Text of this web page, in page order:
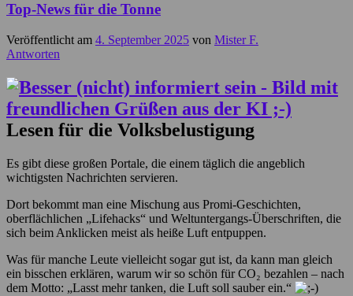
Top-News für die Tonne
Veröffentlicht am 4. September 2025 von Mister F.
Antworten
Lesen für die Volksbelustigung
Es gibt diese großen Portale, die einem täglich die angeblich
wichtigsten Nachrichten servieren.
Dort bekommt man eine Mischung aus Promi-Geschichten,
oberflächlichen „Lifehacks“ und Weltuntergangs-Überschriften, die
sich beim Anklicken meist als heiße Luft entpuppen.
Was für manche Leute vielleicht sogar gut ist, da kann man gleich
ein bisschen erklären, warum wir so schön für CO₂ bezahlen – nach
dem Motto: „Lasst mehr tanken, die Luft soll sauber ein.“